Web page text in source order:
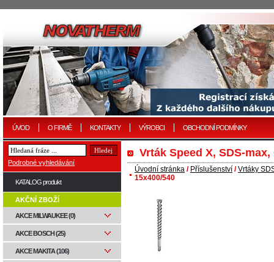
ÚVOD O FIRMĚ KONTAKTY VÝROBCI OBCHODNÍ PODMÍNKY
Vrták Speed X, SDS-
Úvodní stránka / Příslušenství /Vrtáky
15x400/540
Podrobné vyhledávání
KATALOG produkt
AKČNÍ ZBOŽÍ
AKCE MILWAUKEE (0)
AKCE BOSCH (25)
AKCE MAKITA (106)